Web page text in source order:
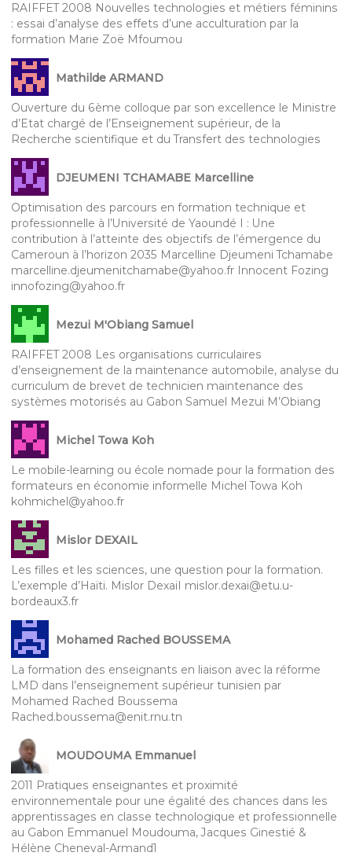
RAIFFET 2008 Nouvelles technologies et métiers féminins
: essai d’analyse des effets d’une acculturation par la
formation Marie Zoë Mfoumou
Mathilde ARMAND
Ouverture du 6ème colloque par son excellence le Ministre
d’Etat chargé de l’Enseignement supérieur, de la
Recherche scientifique et du Transfert des technologies
DJEUMENI TCHAMABE Marcelline
Optimisation des parcours en formation technique et
professionnelle à l’Université de Yaoundé I : Une
contribution à l’atteinte des objectifs de l’émergence du
Cameroun à l’horizon 2035 Marcelline Djeumeni Tchamabe
marcelline.djeumenitchamabe@yahoo.fr Innocent Fozing
innofozing@yahoo.fr
Mezui M'Obiang Samuel
RAIFFET 2008 Les organisations curriculaires
d’enseignement de la maintenance automobile, analyse du
curriculum de brevet de technicien maintenance des
systèmes motorisés au Gabon Samuel Mezui M’Obiang
Michel Towa Koh
Le mobile-learning ou école nomade pour la formation des
formateurs en économie informelle Michel Towa Koh
kohmichel@yahoo.fr
Mislor DEXAIL
Les filles et les sciences, une question pour la formation.
L’exemple d’Haïti. Mislor DexaiI mislor.dexai@etu.u-
bordeaux3.fr
Mohamed Rached BOUSSEMA
La formation des enseignants en liaison avec la réforme
LMD dans l’enseignement supérieur tunisien par
Mohamed Rached Boussema
Rached.boussema@enit.rnu.tn
MOUDOUMA Emmanuel
2011 Pratiques enseignantes et proximité
environnementale pour une égalité des chances dans les
apprentissages en classe technologique et professionnelle
au Gabon Emmanuel Moudouma, Jacques Ginestié &
Hélène Cheneval-Armand1